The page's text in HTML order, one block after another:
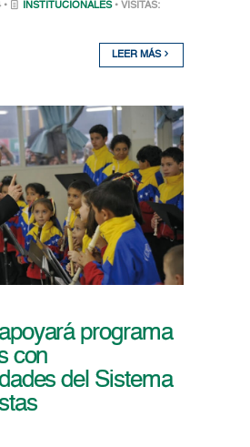
• INSTITUCIONALES • VISITAS:
LEER MÁS
programa
con
del Sistema